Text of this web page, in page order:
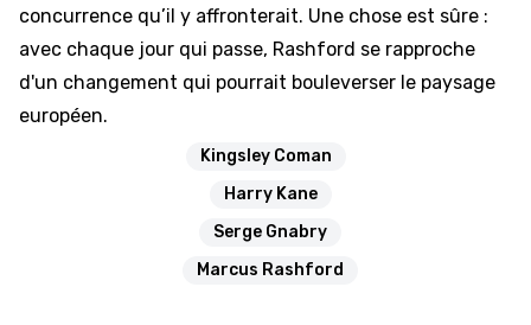
concurrence qu’il y affronterait. Une chose est sûre :
avec chaque jour qui passe, Rashford se rapproche
d'un changement qui pourrait bouleverser le paysage
européen.
Kingsley Coman
Harry Kane
Serge Gnabry
Marcus Rashford